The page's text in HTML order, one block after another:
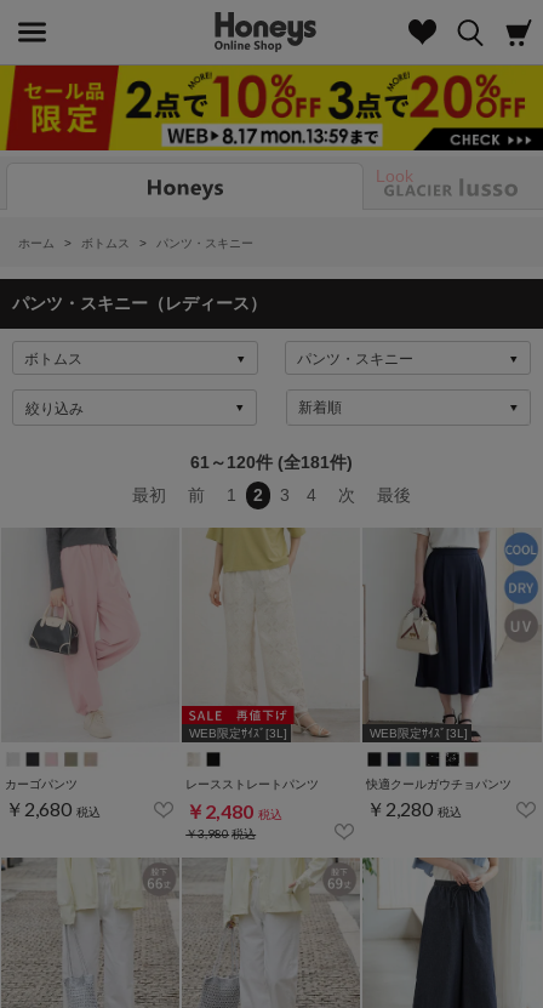
Look
ホーム > ボトムス > パンツ・スキニー
パンツ・スキニー（レディース）
絞り込み
61～120件 (全181件)
最初
前 1 2 3 4 次 最後
カーゴパンツ
￥2,680 税込
WEB限定ｻｲｽﾞ[3L]
レースストレートパンツ
￥2,480 税込
￥3,980税込
WEB限定ｻｲｽﾞ[3L]
快適クールガウチョパンツ
￥2,280 税込